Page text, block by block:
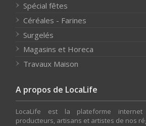
Spécial fêtes
Céréales - Farines
Surgelés
Magasins et Horeca
Travaux Maison
A propos de LocaLife
LocaLife est la plateforme
producteurs, artisans et artistes de nos